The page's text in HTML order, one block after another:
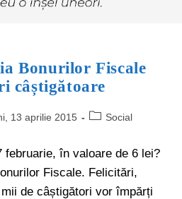
Bonurilor Fiscale
câștigătoare
13 aprilie 2015 Social
februarie, în valoare de 6 lei?
Fiscale. Felicitări,
de câștigători vor împărți